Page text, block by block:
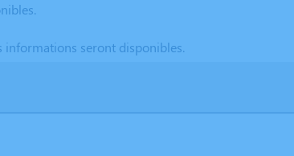
informations seront disponibles.